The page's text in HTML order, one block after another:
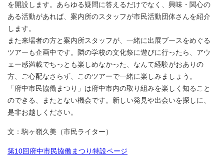
を開設します。あらゆる疑問に答えるだけでなく、興味・関心の
ある活動があれば、案内所のスタッフが市民活動団体さんを紹介
します。
また来場者の方と案内所スタッフが、一緒に出展ブースをめぐる
ツアーも企画中です。隣の学校の文化祭に遊びに行ったら、アウ
ェー感満載でちっとも楽しめなかった、なんて経験がおありの
方、ご心配なさらず、このツアーで一緒に楽しみましょう。
「府中市民協働まつり」は府中市内の取り組みを楽しく知ること
のできる、またとない機会です。新しい発見や出会いを探しに、
是非お越しください。
文：駒ヶ嶺久美（市民ライター）
第10回府中市民協働まつり特設ページ